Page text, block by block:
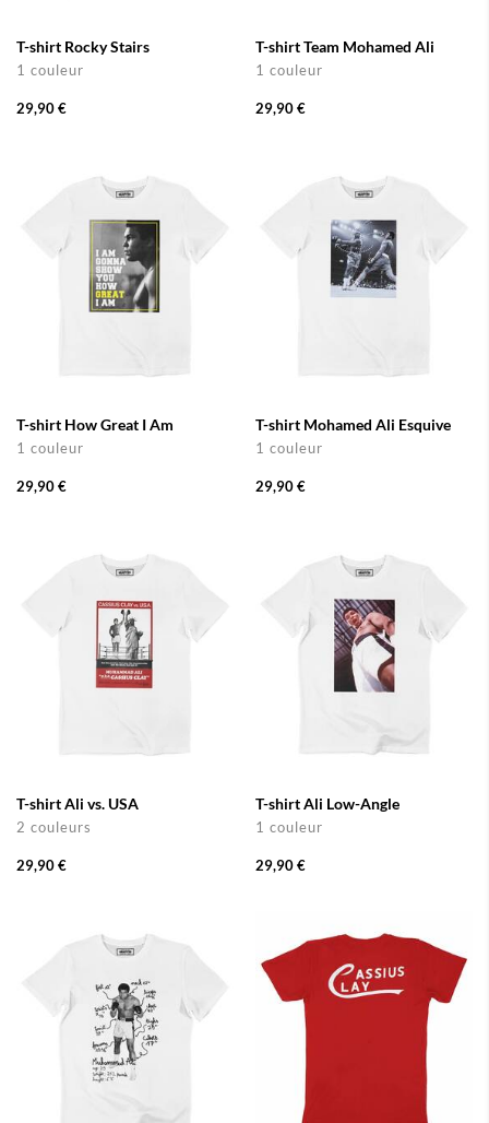
T-shirt Rocky Stairs
1 couleur
29,90 €
T-shirt Team Mohamed Ali
1 couleur
29,90 €
T-shirt How Great I Am
1 couleur
29,90 €
T-shirt Mohamed Ali Esquive
1 couleur
29,90 €
T-shirt Ali vs. USA
2 couleurs
29,90 €
T-shirt Ali Low-Angle
1 couleur
29,90 €